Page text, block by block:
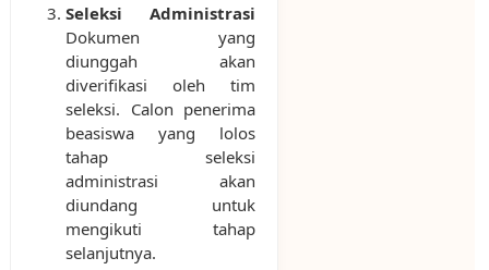
Seleksi Administrasi
Dokumen yang
diunggah akan
diverifikasi oleh tim
seleksi. Calon penerima
beasiswa yang lolos
tahap seleksi
administrasi akan
diundang untuk
mengikuti tahap
selanjutnya.